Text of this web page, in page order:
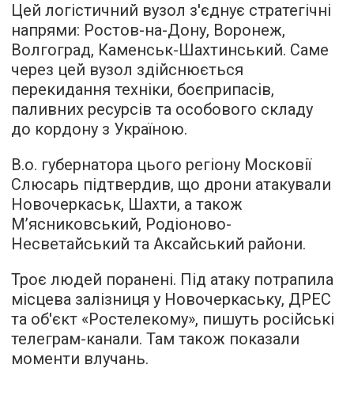
Цей логістичний вузол з'єднує стратегічні
напрями: Ростов-на-Дону, Воронеж,
Волгоград, Каменськ-Шахтинський. Саме
через цей вузол здійснюється
перекидання техніки, боєприпасів,
паливних ресурсів та особового складу
до кордону з Україною.
В.о. губернатора цього регіону Московії
Слюсарь підтвердив, що дрони атакували
Новочеркаськ, Шахти, а також
М’ясниковський, Родіоново-
Несветайський та Аксайський райони.
Троє людей поранені. Під атаку потрапила
місцева залізниця у Новочеркаську, ДРЕС
та об'єкт «Ростелекому», пишуть російські
телеграм-канали. Там також показали
моменти влучань.